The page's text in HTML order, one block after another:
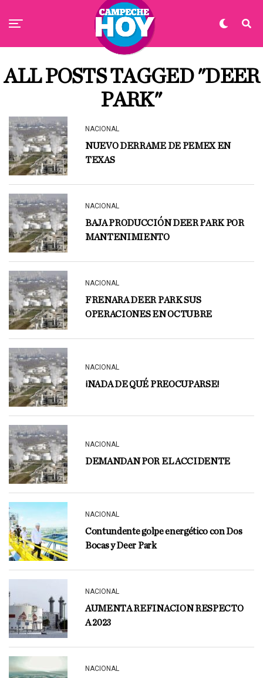
ALL POSTS TAGGED "DEER
PARK"
NACIONAL
NUEVO DERRAME DE PEMEX EN
TEXAS
NACIONAL
BAJA PRODUCCIÓN DEER PARK POR
MANTENIMIENTO
NACIONAL
FRENARA DEER PARK SUS
OPERACIONES EN OCTUBRE
NACIONAL
¡NADA DE QUÉ PREOCUPARSE!
NACIONAL
DEMANDAN POR EL ACCIDENTE
NACIONAL
Contundente golpe energético con Dos
Bocas y Deer Park
NACIONAL
AUMENTA REFINACION RESPECTO
A 2023
NACIONAL